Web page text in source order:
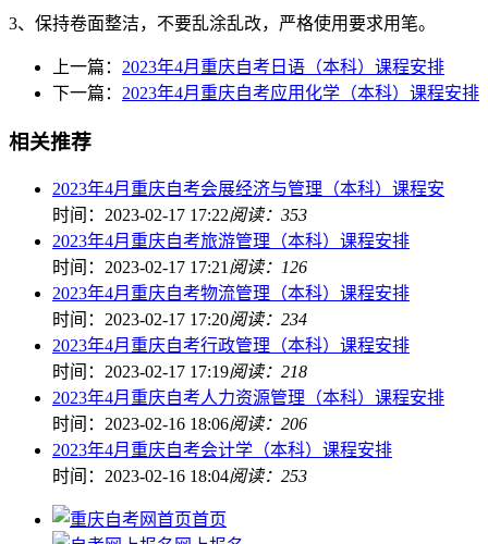
3、保持卷面整洁，不要乱涂乱改，严格使用要求用笔。
上一篇： 2023年4月重庆自考日语（本科）课程安排
下一篇： 2023年4月重庆自考应用化学（本科）课程安排
相关推荐
2023年4月重庆自考会展经济与管理（本科）课程安
时间：2023-02-17 17:22阅读：353
2023年4月重庆自考旅游管理（本科）课程安排
时间：2023-02-17 17:21 阅读：126
2023年4月重庆自考物流管理（本科）课程安排
时间：2023-02-17 17:20阅读：234
2023年4月重庆自考行政管理（本科）课程安排
时间：2023-02-17 17:19阅读：218
2023年4月重庆自考人力资源管理（本科）课程安排
时间：2023-02-16 18:06阅读：206
2023年4月重庆自考会计学（本科）课程安排
时间：2023-02-16 18:04阅读：253
首页